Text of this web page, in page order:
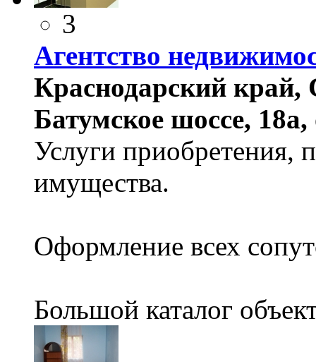
3
Агентство
Краснодарский
Батумское шоссе,
Услуги приобретения,
имущества.
Оформление всех
Большой каталог